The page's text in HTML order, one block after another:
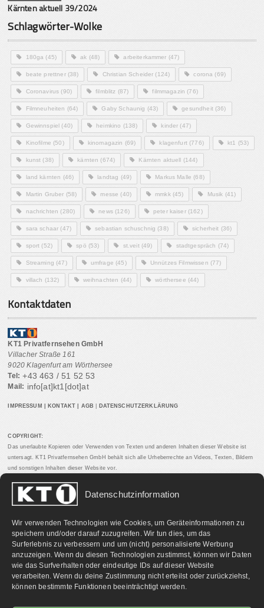
Datenschutzinformation
Wir verwenden Technologien wie Cookies, um Geräteinformationen zu
speichern und/oder darauf zuzugreifen. Wir tun dies, um das
Surferlebnis zu verbessern und um (nicht) personalisierte Werbung
anzuzeigen. Wenn du diesen Technologien zustimmst, können wir Daten
wie das Surfverhalten oder eindeutige IDs auf dieser Website
verarbeiten. Wenn du deine Zustimmung nicht erteilst oder zurückziehst,
können bestimmte Funktionen beeinträchtigt werden.
Kärnten aktuell 39/2024
Schlagwörter-Wolke
180ga (45) ak (48) arbeiterkammer (47)
beate prettner(38) Christian Scheider (124) corona (69)
Coronavirus (90) filmblitz (87) filmmagazin (76)
Filmneuheiten (64) Gaby Schaunig (43) gesundheit(36)
Gewinnspiel (40) heimkino (138) kinder (47)
Kinofilme (50) kinomagazin (69) klagenfurt(776) kt1 (53)
kunst (38) kärnten (674) Kärnten aktuell (144)
land kärnten (46) landtag (49) Markus Malle (68)
Martin Gruber (58) messe (40) mmkk(45) Musik (41)
nachrichten (280) news(126) peter kaiser(162)
sara schaar (47) sebastian schuschnig (38) sicherheit (36)
sport (52) spö (53) st.veit(49) stadtgespräch (74)
Streaming (47) umfrage (45) Unnützes Filmwissen (77)
villach (132) weihnachten (44) wörthersee (44)
Kontaktdaten
KT1 Privatfernsehen GmbH
Villacher Straße 161
9020 Klagenfurt am Wörthersee
Tel: +43 463 / 51 52 53
Mail: info[at]kt1[dot]at
IMPRESSUM KONTAKT AGB DATENSCHUTZERKLÄRUNG
COPYRIGHT:
Das unerlaubte Kopieren oder Verwenden von Texten und anderen Inhalten dieser Website ist
untersagt. KT1 Privatfernsehen GmbH behält sich alle Urheberrechte an Videos, Texten, Bildern
und sonstigen Inhalten dieser Website vor.
PARTNERLINKS: